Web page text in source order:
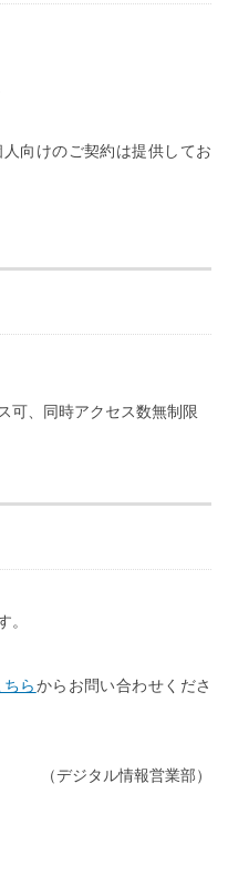
向けのご契約は提供してお
可、同時アクセス数無制限
。
ちらからお問い合わせくださ
（デジタル情報営業部）